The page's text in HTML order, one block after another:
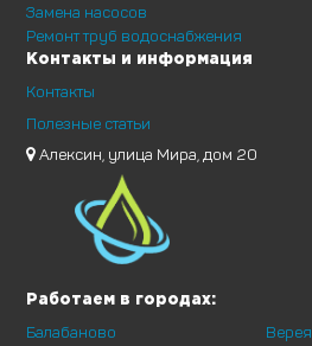
Замена насосов
Ремонт труб водоснабжения
Контакты и информация
Контакты
Полезные статьи
Алексин, улица Мира, дом 20
Работаем в городах:
Балабаново
Верея